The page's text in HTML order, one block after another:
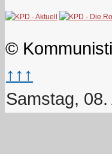
©
↑↑↑
Samstag,